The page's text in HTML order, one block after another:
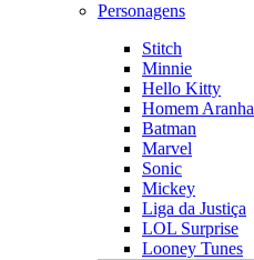
Personagens
Stitch
Minnie
Hello Kitty
Homem Aranha
Batman
Marvel
Sonic
Mickey
Liga da Justiça
LOL Surprise
Looney Tunes